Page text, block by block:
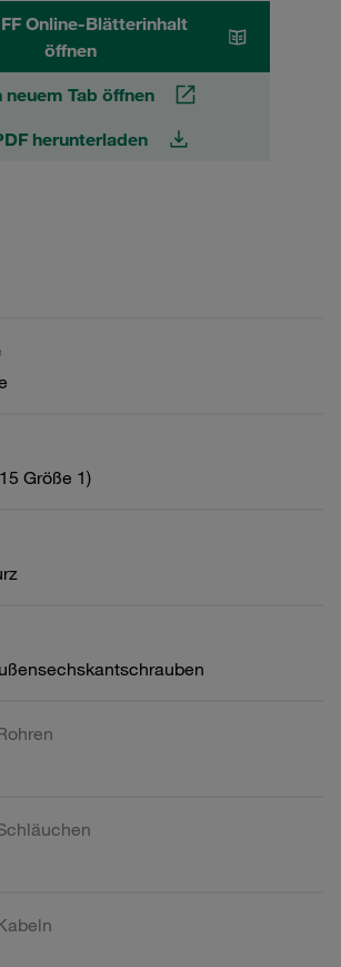
Online-Blätterinhalt
öffnen
neuem Tab öffnen
herunterladen
Größe 1)